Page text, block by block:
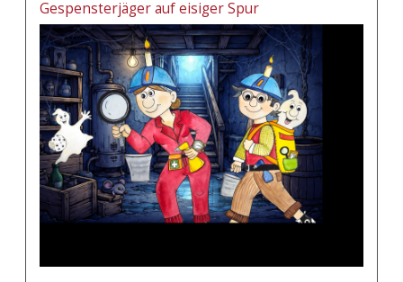
Gespensterjäger auf eisiger Spur